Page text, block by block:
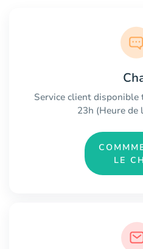
Service client disponible
23h (Heure de
LE